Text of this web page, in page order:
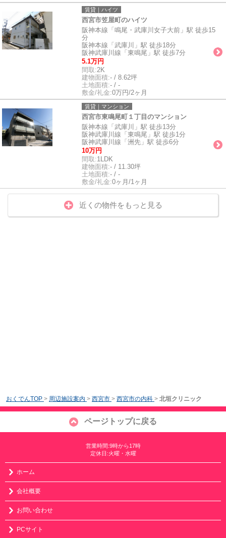
賃貸｜ハイツ
西宮市笠屋町のハイツ
阪神本線「鳴尾・武庫川女子大前」駅 徒歩15
分
阪神本線「武庫川」駅 徒歩18分
阪神武庫川線「東鳴尾」駅 徒歩7分
5.1万円
間取:2K
建物面積:- / 8.62坪
土地面積:- / -
敷金/礼金:0万円/2ヶ月
賃貸｜マンション
西宮市東鳴尾町１丁目のマンション
阪神本線「武庫川」駅 徒歩13分
阪神武庫川線「東鳴尾」駅 徒歩1分
阪神武庫川線「洲先」駅 徒歩6分
10万円
間取:1LDK
建物面積:- / 11.30坪
土地面積:- / -
敷金/礼金:0ヶ月/1ヶ月
近くの物件をもっと見る
おくでんTOP > 周辺施設案内 > 西宮市 > 西宮市の内科 > 北垣クリニック
ページトップに戻る
営業時間:9時から17時
定休日:火曜・水曜
ホーム
会社概要
お問い合わせ
PCサイト